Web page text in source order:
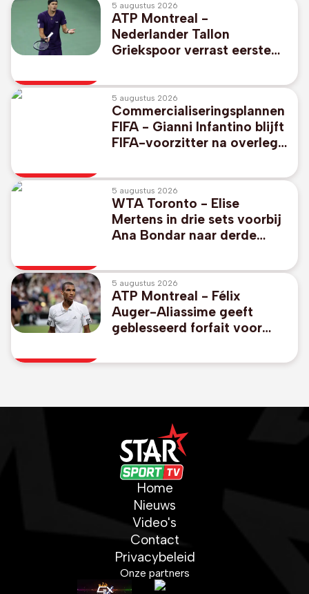
5 augustus 2026
ATP Montreal -
Nederlander Tallon
Griekspoor verrast eerste
Zverev
5 augustus 2026
Commercialiseringsplannen
FIFA - Gianni Infantino blijft
FIFA-voorzitter na overleg
5 augustus 2026
WTA Toronto - Elise
Mertens in drie sets voorbij
Ana Bondar naar derde
5 augustus 2026
ATP Montreal - Félix
Auger-Aliassime geeft
geblesseerd forfait voor
Home
Nieuws
Video's
Contact
Privacybeleid
Onze partners